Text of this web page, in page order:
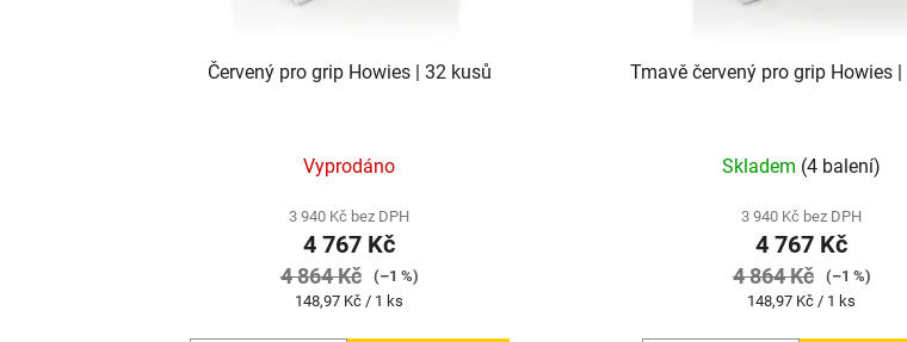
Červený pro grip Howies | 32 kusů
Vyprodáno
3 940 Kč bez DPH
4 767 Kč
4 864 Kč
(–1 %)
Měrná
148,97 Kč / 1 ks
Tmavě červený pro grip Howies
Skladem (4 balení)
3 940 Kč bez DPH
4 767 Kč
4 864 Kč
(–1 %)
Měrná
148,97 Kč / 1 ks